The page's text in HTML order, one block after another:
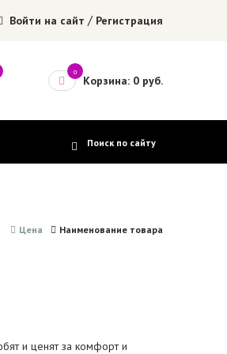
Войти на сайт / Регистрация
0
Корзина: 0 руб.
Цена Наименование товара
и ценят за комфорт и